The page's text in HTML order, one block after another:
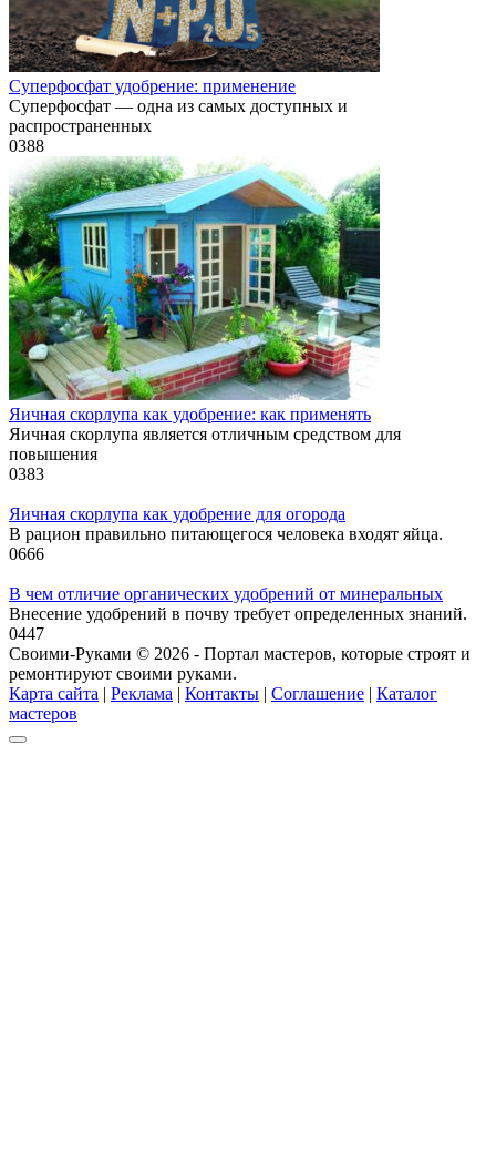
Суперфосфат удобрение: применение
Суперфосфат — одна из самых доступных и
распространенных
0388
Яичная скорлупа как удобрение: как применять
Яичная скорлупа является отличным средством для
повышения
0383
Яичная скорлупа как удобрение для огорода
В рацион правильно питающегося человека входят яйца.
0666
В чем отличие органических удобрений от минеральных
Внесение удобрений в почву требует определенных знаний.
0447
Своими-Руками © 2026 - Портал мастеров, которые строят и
ремонтируют своими руками.
Карта сайта | Реклама | Контакты | Соглашение | Каталог
мастеров